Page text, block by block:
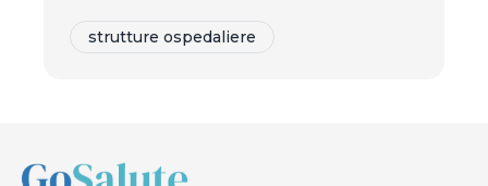
strutture ospedaliere